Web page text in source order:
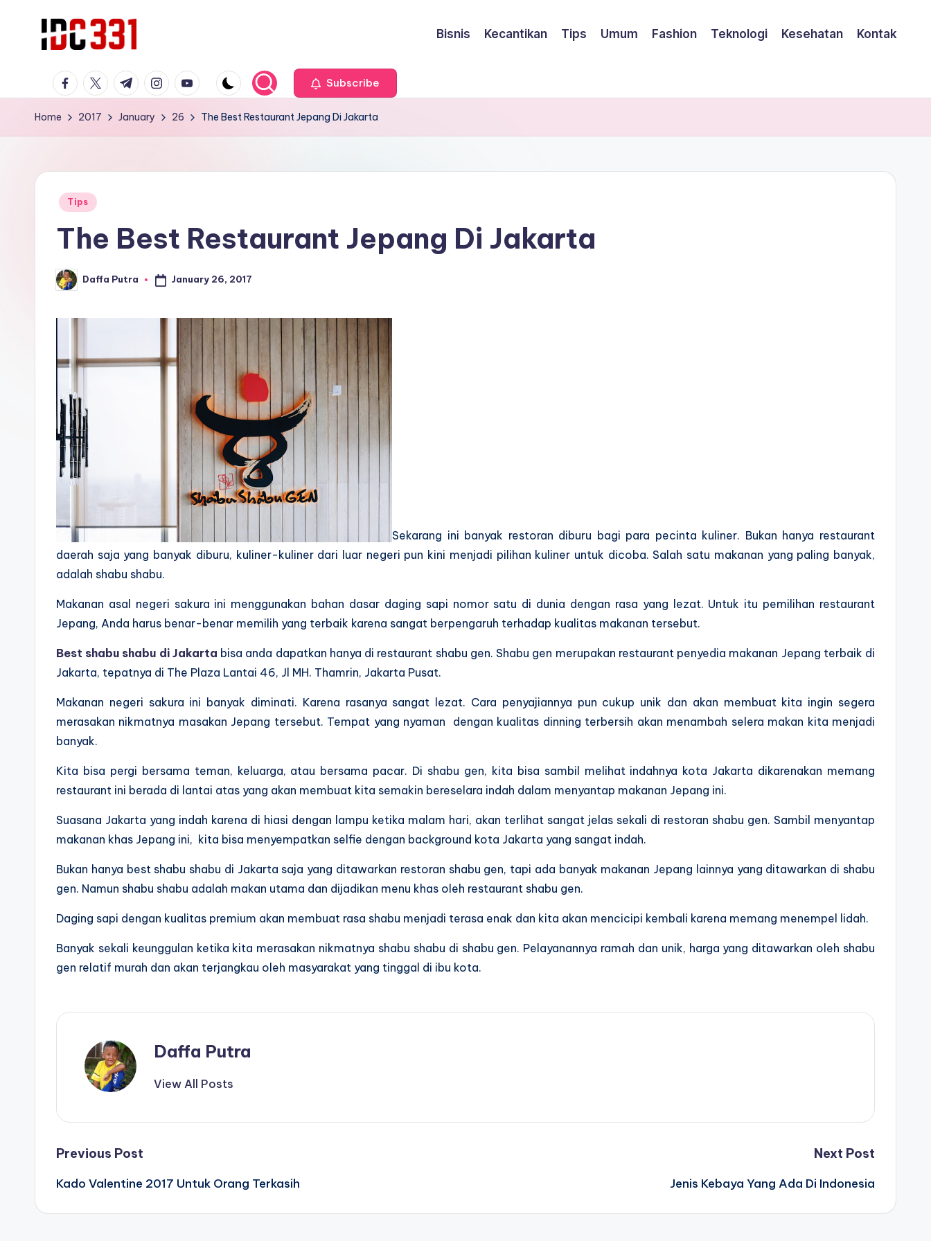
e
m
a
W
is
si
Wisata
Edukasi
yang
sekaliguis
hati
Bisnis Kecantikan Tips Umum Fashion Teknologi Kesehatan Kontak
facebook.com
twitter.com
t.me instagram.com
youtube.com Subscribe
Home 2017 January 26 The Best Restaurant Jepang Di Jakarta
Posted
Tips
The Best Restaurant Jepang Di Jakarta
Posted
by
Daffa Putra January 26, 2017
Sekarang ini banyak restoran diburu bagi para pecinta kuliner. Bukan hanya restaurant
daerah saja yang banyak diburu, kuliner-kuliner dari luar negeri pun kini menjadi pilihan kuliner untuk dicoba. Salah satu makanan yang paling banyak,
adalah shabu shabu.
Makanan asal negeri sakura ini menggunakan bahan dasar daging sapi nomor satu di dunia dengan rasa yang lezat. Untuk itu pemilihan restaurant
Jepang, Anda harus benar-benar memilih yang terbaik karena sangat berpengaruh terhadap kualitas makanan tersebut.
Best shabu shabu di Jakarta bisa anda dapatkan hanya di restaurant shabu gen. Shabu gen merupakan restaurant penyedia makanan Jepang terbaik di
Jakarta, tepatnya di The Plaza Lantai 46, Jl MH. Thamrin, Jakarta Pusat.
Makanan negeri sakura ini banyak diminati. Karena rasanya sangat lezat. Cara penyajiannya pun cukup unik dan akan membuat kita ingin segera
merasakan nikmatnya masakan Jepang tersebut. Tempat yang nyaman dengan kualitas dinning terbersih akan menambah selera makan kita menjadi
banyak.
Kita bisa pergi bersama teman, keluarga, atau bersama pacar. Di shabu gen, kita bisa sambil melihat indahnya kota Jakarta dikarenakan memang
restaurant ini berada di lantai atas yang akan membuat kita semakin bereselara indah dalam menyantap makanan Jepang ini.
Suasana Jakarta yang indah karena di hiasi dengan lampu ketika malam hari, akan terlihat sangat jelas sekali di restoran shabu gen. Sambil menyantap
makanan khas Jepang ini, kita bisa menyempatkan selfie dengan background kota Jakarta yang sangat indah.
Bukan hanya best shabu shabu di Jakarta saja yang ditawarkan restoran shabu gen, tapi ada banyak makanan Jepang lainnya yang ditawarkan di shabu
gen. Namun shabu shabu adalah makan utama dan dijadikan menu khas oleh restaurant shabu gen.
Daging sapi dengan kualitas premium akan membuat rasa shabu menjadi terasa enak dan kita akan mencicipi kembali karena memang menempel lidah.
Banyak sekali keunggulan ketika kita merasakan nikmatnya shabu shabu di shabu gen. Pelayanannya ramah dan unik, harga yang ditawarkan oleh shabu
gen relatif murah dan akan terjangkau oleh masyarakat yang tinggal di ibu kota.
Daffa Putra
View All Posts
Post
navigation
Previous Post
Kado Valentine 2017 Untuk Orang Terkasih
Next Post
Jenis Kebaya Yang Ada Di Indonesia